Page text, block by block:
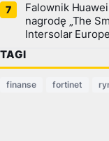
Falownik
nagrodę „The
Intersolar
TAGI
finanse fortinet